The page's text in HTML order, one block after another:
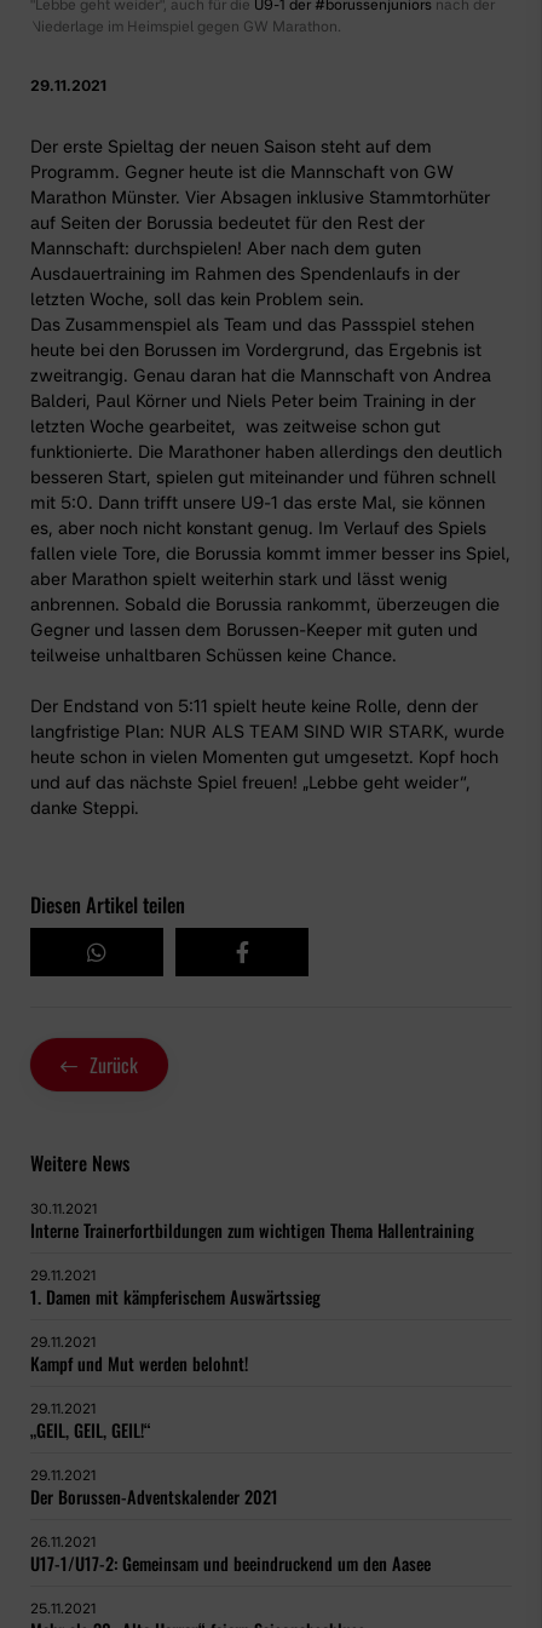
"Lebbe geht weider", auch für die U9-1 der #borussenjuniors nach der
Niederlage im Heimspiel gegen GW Marathon.
29.11.2021
Der erste Spieltag der neuen Saison steht auf dem
Programm. Gegner heute ist die Mannschaft von GW
Marathon Münster. Vier Absagen inklusive Stammtorhüter
auf Seiten der Borussia bedeutet für den Rest der
Mannschaft: durchspielen! Aber nach dem guten
Ausdauertraining im Rahmen des Spendenlaufs in der
letzten Woche, soll das kein Problem sein.
Das Zusammenspiel als Team und das Passspiel stehen
heute bei den Borussen im Vordergrund, das Ergebnis ist
zweitrangig. Genau daran hat die Mannschaft von Andrea
Balderi, Paul Körner und Niels Peter beim Training in der
letzten Woche gearbeitet, was zeitweise schon gut
funktionierte. Die Marathoner haben allerdings den deutlich
besseren Start, spielen gut miteinander und führen schnell
mit 5:0. Dann trifft unsere U9-1 das erste Mal, sie können
es, aber noch nicht konstant genug. Im Verlauf des Spiels
fallen viele Tore, die Borussia kommt immer besser ins Spiel,
aber Marathon spielt weiterhin stark und lässt wenig
anbrennen. Sobald die Borussia rankommt, überzeugen die
Gegner und lassen dem Borussen-Keeper mit guten und
teilweise unhaltbaren Schüssen keine Chance.
Der Endstand von 5:11 spielt heute keine Rolle, denn der
langfristige Plan: NUR ALS TEAM SIND WIR STARK, wurde
heute schon in vielen Momenten gut umgesetzt. Kopf hoch
und auf das nächste Spiel freuen! „Lebbe geht weider“,
danke Steppi.
Diesen Artikel teilen
Zurück
Weitere News
30.11.2021
Interne Trainerfortbildungen zum wichtigen Thema Hallentraining
29.11.2021
1. Damen mit kämpferischem Auswärtssieg
29.11.2021
Kampf und Mut werden belohnt!
29.11.2021
„GEIL, GEIL, GEIL!“
29.11.2021
Der Borussen-Adventskalender 2021
26.11.2021
U17-1/U17-2: Gemeinsam und beeindruckend um den Aasee
25.11.2021